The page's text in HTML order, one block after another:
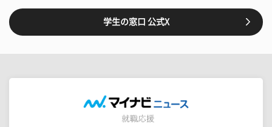
学生の窓口 公式X